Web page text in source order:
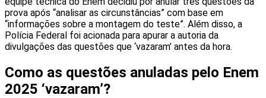
prova após “analisar as circunstâncias” com base em
“informações sobre a montagem do teste”. Além disso, a
Polícia Federal foi acionada para apurar a autoria da
divulgações das questões que ‘vazaram’ antes da hora.
Como as questões anuladas pelo Enem
2025 ‘vazaram’?